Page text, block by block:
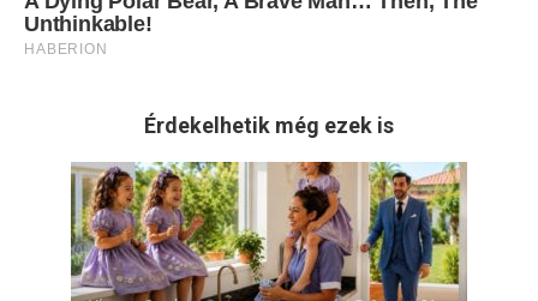
Érdekelhetik még ezek is